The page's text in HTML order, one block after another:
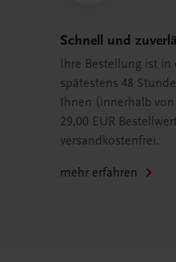
Schnell und
Ihre Bestellung ist in
spätestens 48
Ihnen (innerhalb
29,00 EUR
versandkostenfrei.
mehr erfahren